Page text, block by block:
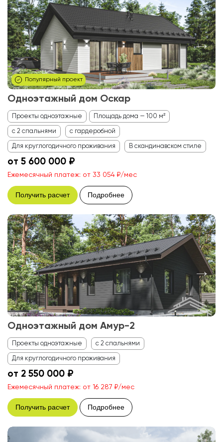
Популярный проект
Одноэтажный дом Оскар
Проекты одноэтажные Площадь дома — 100 м²
с 2 спальнями с гардеробной
Для круглогодичного проживания В скандинавском стиле
от 5 600 000 ₽
Ежемесячный платеж: от 33 054 ₽/мес
Получить расчет Подробнее
Одноэтажный дом Амур-2
Проекты одноэтажные с 2 спальнями
Для круглогодичного проживания
от 2 550 000 ₽
Ежемесячный платеж: от 16 287 ₽/мес
Получить расчет Подробнее